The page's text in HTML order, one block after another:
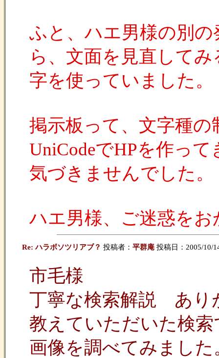
ふと、ハエ男様の別
ら、文面を見直して
字を使っていました。
掲示板って、文字種
UniCodeでHPを作っ
気づきませんでした。
ハエ男様、ご迷惑をお
Re: ハラボソツリアブ？ 投稿者： 平群庵 投稿日：2005/10/
市毛様
丁寧な検索解説 あり
教えていただいた検
画像を調べてみました